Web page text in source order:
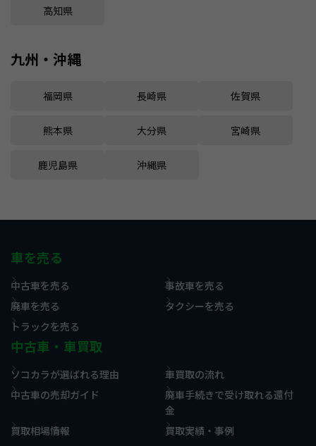
高知県
九州・沖縄
福岡県 長崎県 佐賀県
熊本県 大分県 宮崎県
鹿児島県 沖縄県
車を売る
中古車を売る
事故車を売る
廃車を売る
タクシーを売る
トラックを売る
中古車・車買取
ソコカラが選ばれる理由
車買取の流れ
中古車の売却ガイド
廃車手続きで受け取れる還付
金
買取相場情報
買取実績・事例